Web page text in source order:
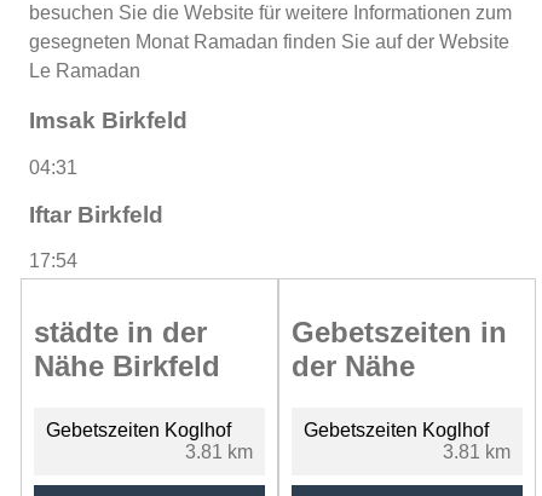
besuchen Sie die Website für weitere Informationen zum
gesegneten Monat Ramadan finden Sie auf der Website
Le Ramadan
Imsak Birkfeld
04:31
Iftar Birkfeld
17:54
städte in der
Nähe Birkfeld
Gebetszeiten Koglhof
3.81 km
Gebetszeiten in
der Nähe
Gebetszeiten Koglhof
3.81 km